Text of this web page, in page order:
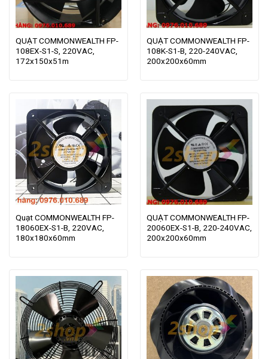
QUẠT COMMONWEALTH FP-
108EX-S1-S, 220VAC,
172x150x51m
QUẠT COMMONWEALTH FP-
108K-S1-B, 220-240VAC,
200x200x60mm
Quạt COMMONWEALTH FP-
18060EX-S1-B, 220VAC,
180x180x60mm
QUẠT COMMONWEALTH FP-
20060EX-S1-B, 220-240VAC,
200x200x60mm